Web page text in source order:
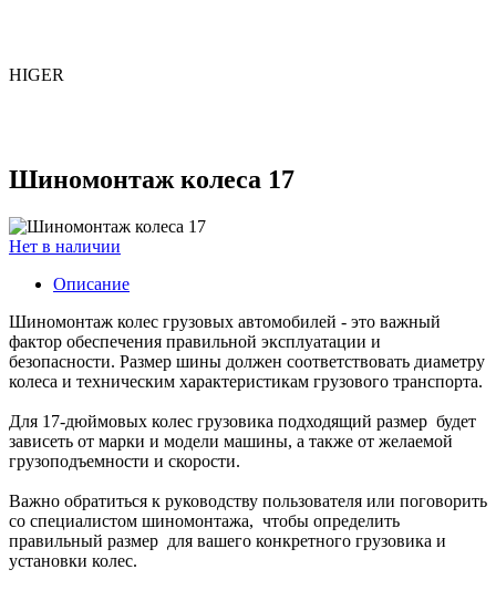
HIGER
Шиномонтаж колеса 17
Нет в наличии
Описание
Шиномонтаж колес грузовых автомобилей - это важный
фактор обеспечения правильной эксплуатации и
безопасности. Размер шины должен соответствовать диаметру
колеса и техническим характеристикам грузового транспорта.
Для 17-дюймовых колес грузовика подходящий размер будет
зависеть от марки и модели машины, а также от желаемой
грузоподъемности и скорости.
Важно обратиться к руководству пользователя или поговорить
со специалистом шиномонтажа, чтобы определить
правильный размер для вашего конкретного грузовика и
установки колес.